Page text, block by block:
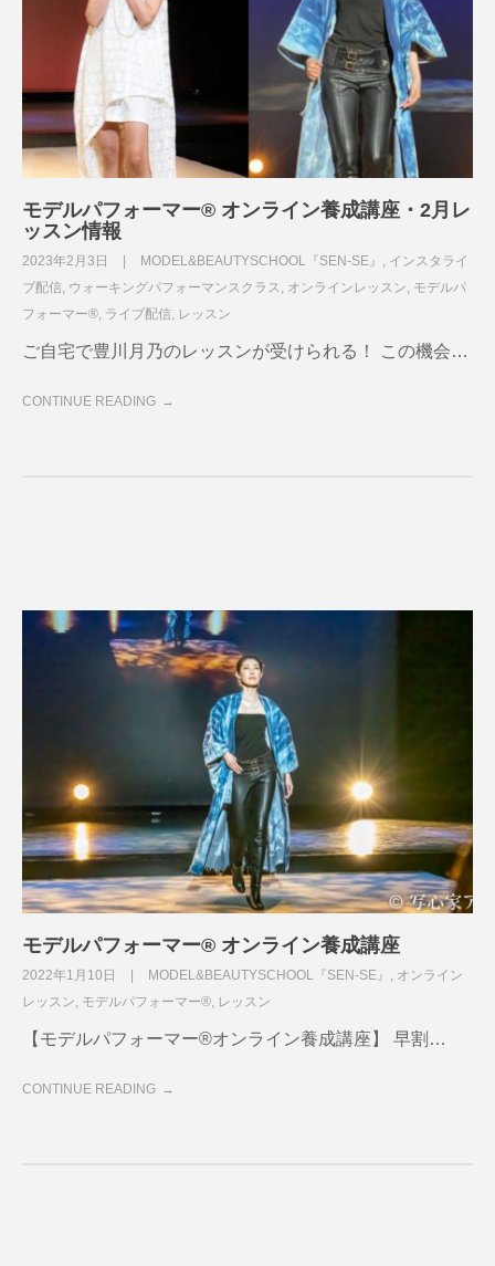
モデルパフォーマー®︎ オンライン養成講座・2月レ
ッスン情報
2023年2月3日 MODEL&BEAUTYSCHOOL『SEN-SE』
インスタライ
ブ配信 ウォーキングパフォーマンスクラス オンラインレッスン モデルパ
フォーマー® ライブ配信 レッスン
ご自宅で豊川月乃のレッスンが受けられる！ この機会…
CONTINUE READING
モデルパフォーマー®︎ オンライン養成講座
2022年1月10日 MODEL&BEAUTYSCHOOL『SEN-SE』
オンライン
レッスン モデルパフォーマー® レッスン
【モデルパフォーマー®︎オンライン養成講座】 早割…
CONTINUE READING